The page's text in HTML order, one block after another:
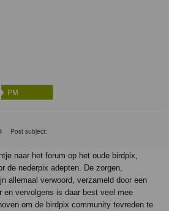
Post subject:
naar het forum op het oude birdpix,
de nederpix adepten. De zorgen,
allemaal verwoord, verzameld door een
en vervolgens is daar best veel mee
om de birdpix community tevreden te